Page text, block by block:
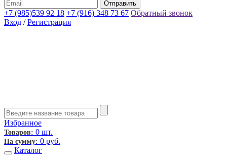
+7 (985)539 92 18 +7 (916) 348 73 67 Обратный звонок
Вход / Регистрация
Избранное
Товаров: 0 шт.
На сумму: 0 руб.
Каталог